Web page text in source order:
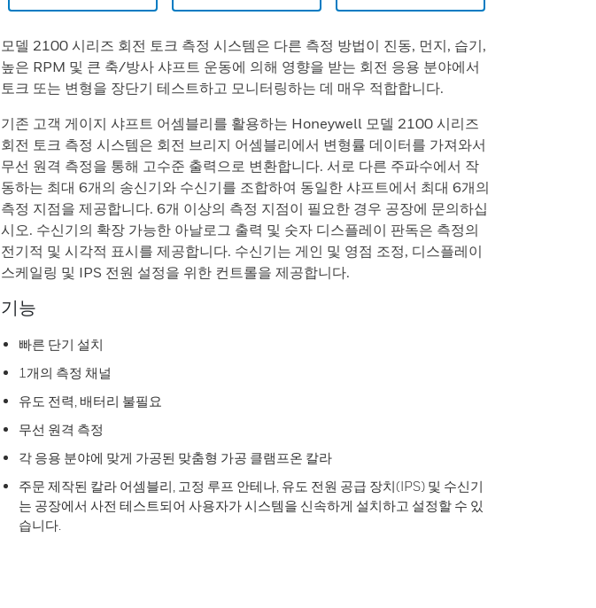
모델 2100 시리즈 회전 토크 측정 시스템은 다른 측정 방법이 진동, 먼지, 습기,
높은 RPM 및 큰 축/방사 샤프트 운동에 의해 영향을 받는 회전 응용 분야에서
토크 또는 변형을 장단기 테스트하고 모니터링하는 데 매우 적합합니다.
기존 고객 게이지 샤프트 어셈블리를 활용하는 Honeywell 모델 2100 시리즈
회전 토크 측정 시스템은 회전 브리지 어셈블리에서 변형률 데이터를 가져와서
무선 원격 측정을 통해 고수준 출력으로 변환합니다. 서로 다른 주파수에서 작
동하는 최대 6개의 송신기와 수신기를 조합하여 동일한 샤프트에서 최대 6개의
측정 지점을 제공합니다. 6개 이상의 측정 지점이 필요한 경우 공장에 문의하십
시오. 수신기의 확장 가능한 아날로그 출력 및 숫자 디스플레이 판독은 측정의
전기적 및 시각적 표시를 제공합니다. 수신기는 게인 및 영점 조정, 디스플레이
스케일링 및 IPS 전원 설정을 위한 컨트롤을 제공합니다.
기능
빠른 단기 설치
1개의 측정 채널
유도 전력, 배터리 불필요
무선 원격 측정
각 응용 분야에 맞게 가공된 맞춤형 가공 클램프온 칼라
주문 제작된 칼라 어셈블리, 고정 루프 안테나, 유도 전원 공급 장치(IPS) 및 수신기
는 공장에서 사전 테스트되어 사용자가 시스템을 신속하게 설치하고 설정할 수 있
습니다.